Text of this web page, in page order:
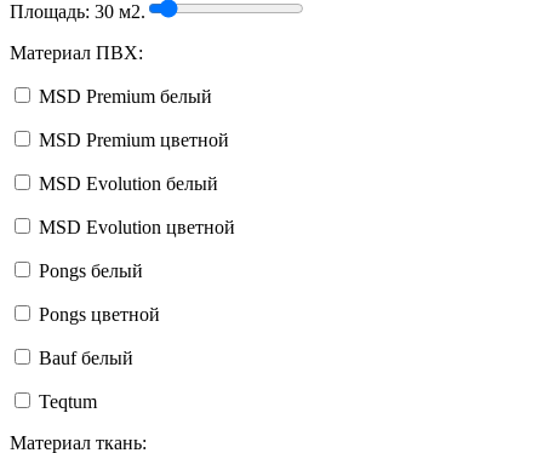
Площадь: 30 м2.
Материал ПВХ:
MSD Premium белый
MSD Premium цветной
MSD Evolution белый
MSD Evolution цветной
Pongs белый
Pongs цветной
Bauf белый
Teqtum
Материал ткань: